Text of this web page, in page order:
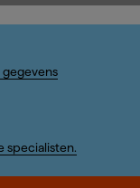
specialisten.